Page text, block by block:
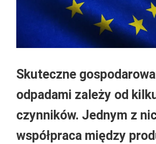
Skuteczne
odpadami zależy od
czynników. Jednym z
współpraca między